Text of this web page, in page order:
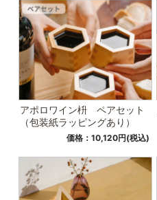
アポロワイン枡 ペアセット
（包装紙ラッピングあり）
価格：10,120円(税込)